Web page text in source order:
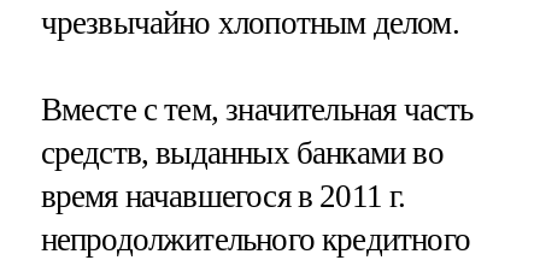
чрезвычайно хлопотным делом.
Вместе с тем, значительная часть
средств, выданных банками во
время начавшегося в 2011 г.
непродолжительного кредитного